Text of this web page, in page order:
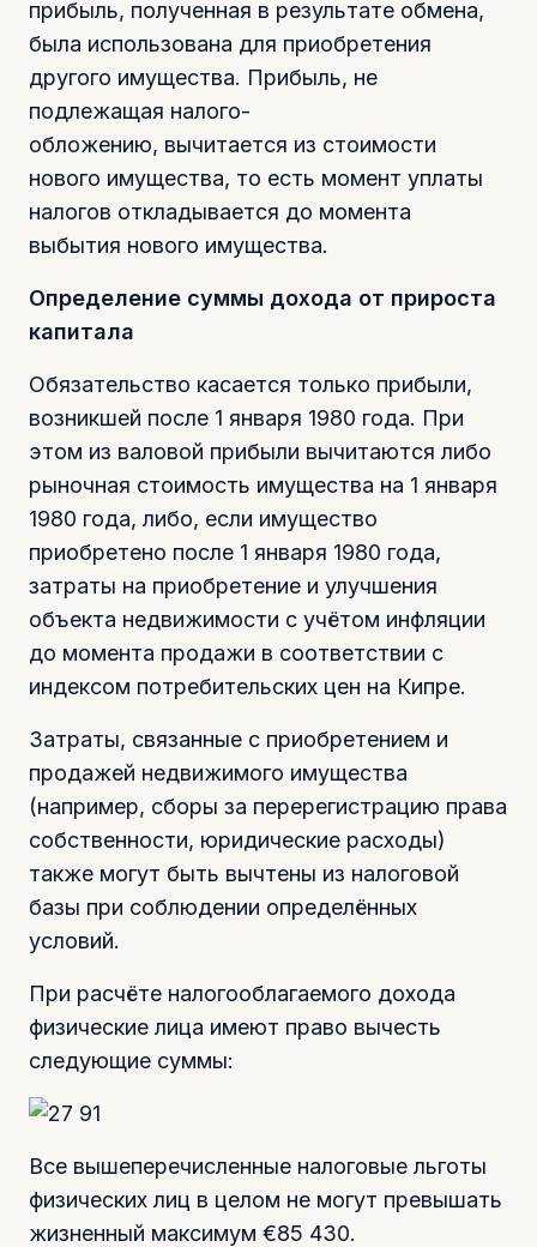
прибыль, полученная в результате обмена,
была использована для приобретения
другого имущества. Прибыль, не
подлежащая налого-
обложению, вычитается из стоимости
нового имущества, то есть момент уплаты
налогов откладывается до момента
выбытия нового имущества.
Определение суммы дохода от прироста
капитала
Обязательство касается только прибыли,
возникшей после 1 января 1980 года. При
этом из валовой прибыли вычитаются либо
рыночная стоимость имущества на 1 января
1980 года, либо, если имущество
приобретено после 1 января 1980 года,
затраты на приобретение и улучшения
объекта недвижимости с учётом инфляции
до момента продажи в соответствии с
индексом потребительских цен на Кипре.
Затраты, связанные с приобретением и
продажей недвижимого имущества
(например, сборы за перерегистрацию права
собственности, юридические расходы)
также могут быть вычтены из налоговой
базы при соблюдении определённых
условий.
При расчёте налогооблагаемого дохода
физические лица имеют право вычесть
следующие суммы:
Все вышеперечисленные налоговые льготы
физических лиц в целом не могут превышать
жизненный максимум €85 430.